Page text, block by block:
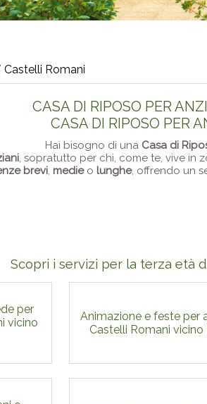
Romani
CASA DI RIPOSO PER
CASA DI RIPOSO PER
Hai bisogno di una Casa di
, sopratutto per chi, come te, vive in
brevi, medieo lunghe, offrendo un
Scopri i servizi per la terza età
per
vicino
Animazione e feste per
Castelli Romani vicino